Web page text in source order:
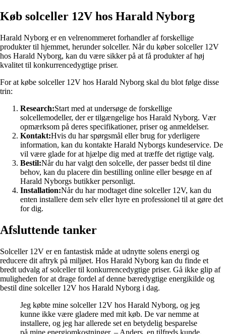
Køb solceller 12V hos Harald Nyborg
Harald Nyborg er en velrenommeret forhandler af forskellige
produkter til hjemmet, herunder solceller. Når du køber solceller 12V
hos Harald Nyborg, kan du være sikker på at få produkter af høj
kvalitet til konkurrencedygtige priser.
For at købe solceller 12V hos Harald Nyborg skal du blot følge disse
trin:
Research:Start med at undersøge de forskellige
solcellemodeller, der er tilgængelige hos Harald Nyborg. Vær
opmærksom på deres specifikationer, priser og anmeldelser.
Kontakt:Hvis du har spørgsmål eller brug for yderligere
information, kan du kontakte Harald Nyborgs kundeservice. De
vil være glade for at hjælpe dig med at træffe det rigtige valg.
Bestil:Når du har valgt den solcelle, der passer bedst til dine
behov, kan du placere din bestilling online eller besøge en af
Harald Nyborgs butikker personligt.
Installation:Når du har modtaget dine solceller 12V, kan du
enten installere dem selv eller hyre en professionel til at gøre det
for dig.
Afsluttende tanker
Solceller 12V er en fantastisk måde at udnytte solens energi og
reducere dit aftryk på miljøet. Hos Harald Nyborg kan du finde et
bredt udvalg af solceller til konkurrencedygtige priser. Gå ikke glip af
muligheden for at drage fordel af denne bæredygtige energikilde og
bestil dine solceller 12V hos Harald Nyborg i dag.
Jeg købte mine solceller 12V hos Harald Nyborg, og jeg
kunne ikke være gladere med mit køb. De var nemme at
installere, og jeg har allerede set en betydelig besparelse